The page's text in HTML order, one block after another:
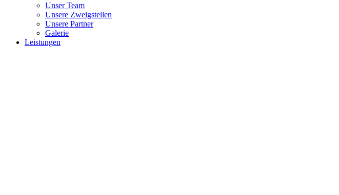
Unser Team
Unsere Zweigstellen
Unsere Partner
Galerie
Leistungen